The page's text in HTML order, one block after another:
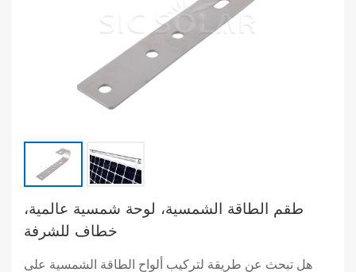
طقم الطاقة الشمسية، لوحة شمسية عالمية،
خطاف للشرفة
هل تبحث عن طريقة لتركيب ألواح الطاقة الشمسية على